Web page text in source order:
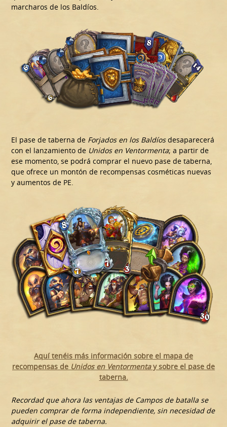
marcharos de los Baldíos.
El pase de taberna de Forjados en los Baldíosdesaparecerá
con el lanzamiento de Unidos en Ventormenta; a partir de
ese momento, se podrá comprar el nuevo pase de taberna,
que ofrece un montón de recompensas cosméticas nuevas
y aumentos de PE.
Aquí tenéis más información sobre el mapa de
recompensas de Unidos en Ventormentay sobre el pase de
taberna.
Recordad que ahora las ventajas de Campos de batalla se
pueden comprar de forma independiente, sin necesidad de
adquirir el pase de taberna.